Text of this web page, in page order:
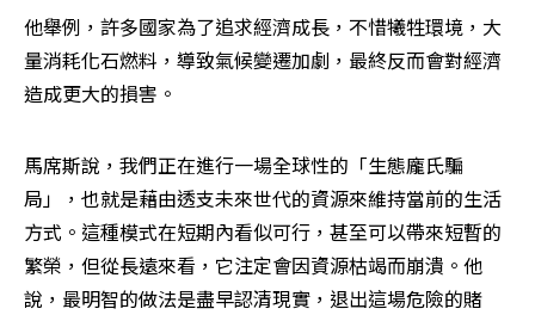
他舉例，許多國家為了追求經濟成長，不惜犧牲環境，大
量消耗化石燃料，導致氣候變遷加劇，最終反而會對經濟
造成更大的損害。
馬席斯說，我們正在進行一場全球性的「生態龐氏騙
局」，也就是藉由透支未來世代的資源來維持當前的生活
方式。這種模式在短期內看似可行，甚至可以帶來短暫的
繁榮，但從長遠來看，它注定會因資源枯竭而崩潰。他
說，最明智的做法是盡早認清現實，退出這場危險的賭